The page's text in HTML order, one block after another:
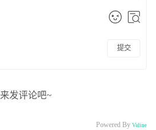
提交
来发评论吧~
Powered By Valine